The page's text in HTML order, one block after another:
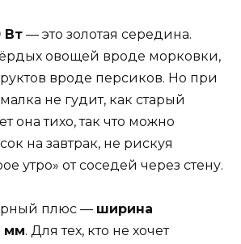
Вт — это золотая середина.
овощей вроде морковки,
вроде персиков. Но при
не гудит, как старый
она тихо, так что можно
на завтрак, не рискуя
утро» от соседей через стену.
плюс — ширина
мм. Для тех, кто не хочет